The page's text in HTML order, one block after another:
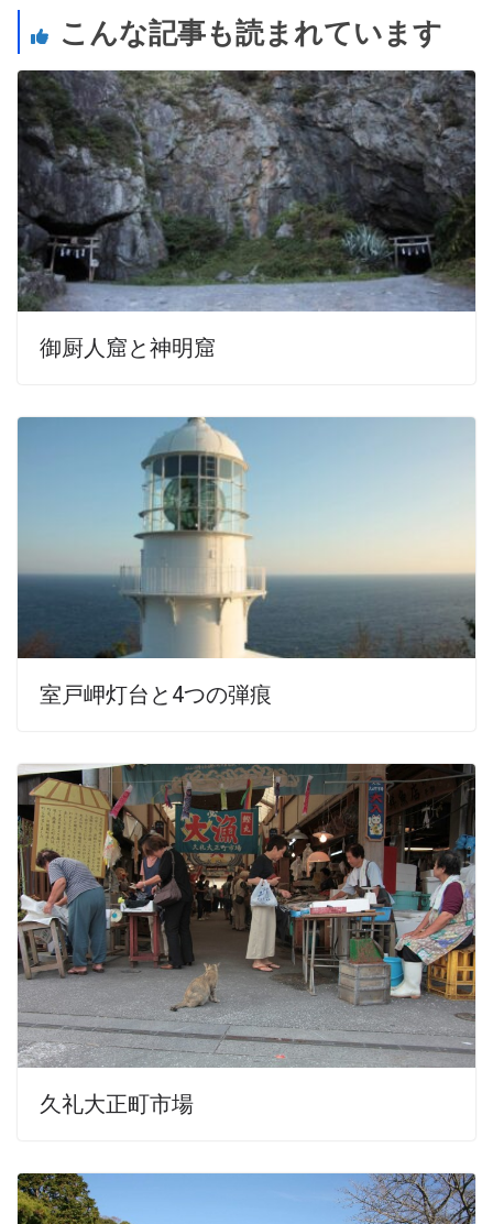
こんな記事も読まれています
御厨人窟と神明窟
室戸岬灯台と4つの弾痕
久礼大正町市場